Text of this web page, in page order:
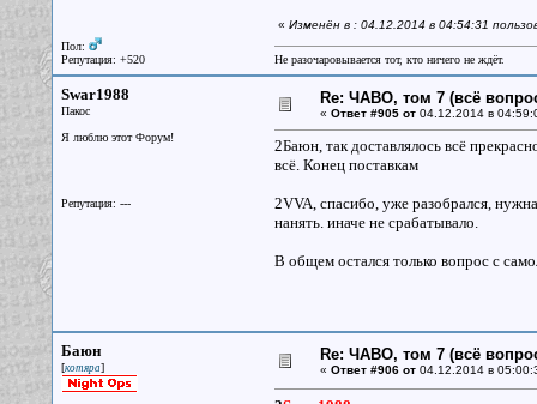
Пол:
Репутация: +520
« Изменён в : 04.12.2014 в 04:54:31
Не разочаровывается тот, кто ничего не ждёт.
Swar1988
Пакос
Я люблю этот Форум!
Репутация: ---
Re: ЧАВО, том 7 (всё
« Ответ #905 от04.12.2014 в
2Баюн, так доставлялось всё
всё. Конец поставкам
2VVA, спасибо, уже разобрался,
нанять. иначе не срабатывало.
В общем остался только вопрос с
Баюн
[котяра]
Re: ЧАВО, том 7 (всё
« Ответ #906 от04.12.2014 в